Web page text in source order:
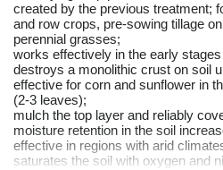
created by the previous treatment;
and row crops, pre-sowing tillage
perennial grasses;
works effectively in the early
destroys a monolithic crust on soil
effective for corn and sunflower in
(2-3 leaves);
mulch the top layer and reliably
moisture retention in the soil
effective in regions with arid
saturates the soil with oxygen and